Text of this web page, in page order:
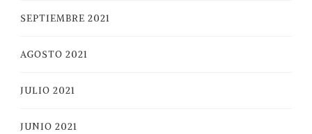
SEPTIEMBRE 2021
AGOSTO 2021
JULIO 2021
JUNIO 2021